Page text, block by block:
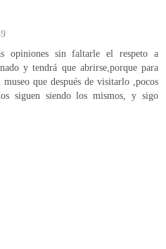
opiniones sin faltarle el respeto a
y tendrá que abrirse,porque para
museo que después de visitarlo ,pocos
siguen siendo los mismos, y sigo